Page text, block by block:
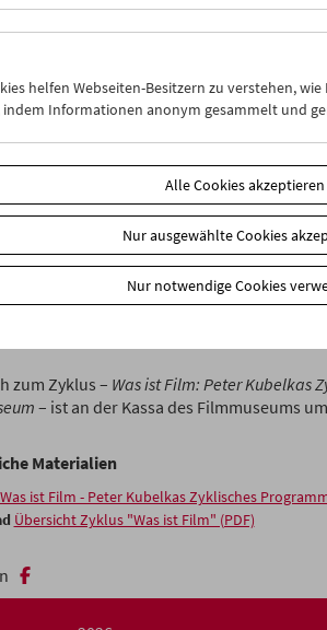
von Stan Brakhage, Bruce Conner,
Jacobs, Owen Land, Georges Méliès,
ProgrammWas ist Filmdefiniert durch
als Werkzeug, welches neue
und allen, die sich ernsthaft mit dem
ein grundlegenderÜberblickgeboten.
zum Zyklus – Was ist Film: Peter Kubelkas
– ist an der Kassa des Filmmuseums
Materialien
Was ist Film - Peter Kubelkas Zyklisches
Übersicht Zyklus "Was ist Film" (PDF)
helfen Webseiten-Besitzern zu verstehen,
indem Informationen anonym gesammelt und
Alle Cookies akzeptieren
Nur ausgewählte Cookies
Nur notwendige Cookies